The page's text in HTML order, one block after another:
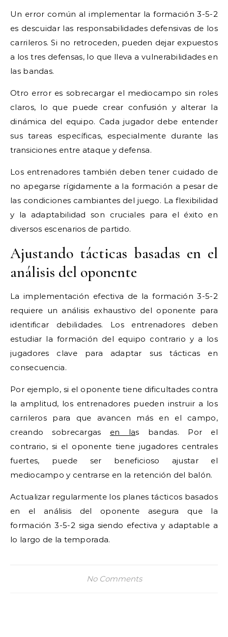
Un error común al implementar la formación 3-5-2
es descuidar las responsabilidades defensivas de los
carrileros. Si no retroceden, pueden dejar expuestos
a los tres defensas, lo que lleva a vulnerabilidades en
las bandas.
Otro error es sobrecargar el mediocampo sin roles
claros, lo que puede crear confusión y alterar la
dinámica del equipo. Cada jugador debe entender
sus tareas específicas, especialmente durante las
transiciones entre ataque y defensa.
Los entrenadores también deben tener cuidado de
no apegarse rígidamente a la formación a pesar de
las condiciones cambiantes del juego. La flexibilidad
y la adaptabilidad son cruciales para el éxito en
diversos escenarios de partido.
Ajustando tácticas basadas en el
análisis del oponente
La implementación efectiva de la formación 3-5-2
requiere un análisis exhaustivo del oponente para
identificar debilidades. Los entrenadores deben
estudiar la formación del equipo contrario y a los
jugadores clave para adaptar sus tácticas en
consecuencia.
Por ejemplo, si el oponente tiene dificultades contra
la amplitud, los entrenadores pueden instruir a los
carrileros para que avancen más en el campo,
creando sobrecargas en las bandas. Por el
contrario, si el oponente tiene jugadores centrales
fuertes, puede ser beneficioso ajustar el
mediocampo y centrarse en la retención del balón.
Actualizar regularmente los planes tácticos basados
en el análisis del oponente asegura que la
formación 3-5-2 siga siendo efectiva y adaptable a
lo largo de la temporada.
No Comments